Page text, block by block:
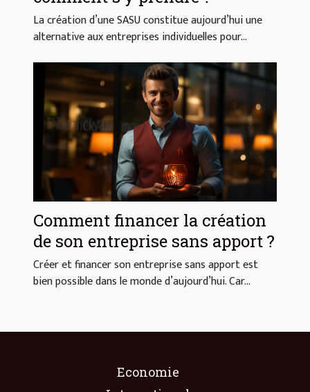
La création d’une SASU constitue aujourd’hui une
alternative aux entreprises individuelles pour...
Comment financer la création
de son entreprise sans apport ?
Créer et financer son entreprise sans apport est
bien possible dans le monde d’aujourd’hui. Car...
Economie